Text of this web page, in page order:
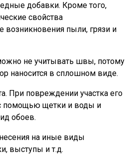
добавки. Кроме того,
свойства
возникновения пыли, грязи и
не учитывать швы, потому
наносится в сплошном виде.
При повреждении участка его
помощью щетки и воды и
обоев.
на иные виды
выступы и т.д.